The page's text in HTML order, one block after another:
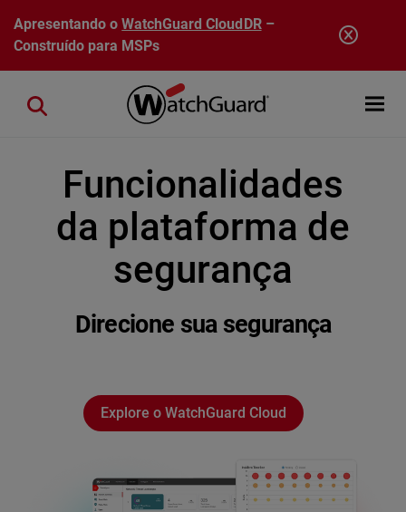
Pular para o conteúdo principal
Apresentando oWatchGuard CloudDR–
Construído para MSPs
Open
Close search
Funcionalidades
da plataforma de
segurança
Direcione sua segurança
Explore o WatchGuard Cloud